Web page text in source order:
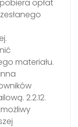
opłat
materiału.
2.2.12.